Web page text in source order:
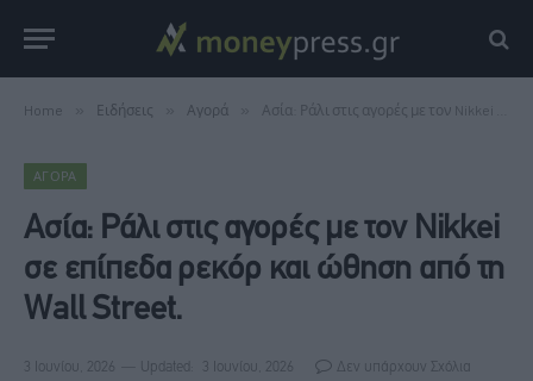
Home Ειδήσεις Αγορά Ασία: Ράλι στις αγορές με τον Nikkei σε επίπεδα ρεκόρ και ώθηση από τη Wall Street.
ΑΓΟΡΆ
Ασία: Ράλι στις αγορές με τον Nikkei
σε επίπεδα ρεκόρ και ώθηση από τη
Wall Street.
3 Ιουνίου, 2026 Updated: 3 Ιουνίου, 2026 Δεν υπάρχουν Σχόλια